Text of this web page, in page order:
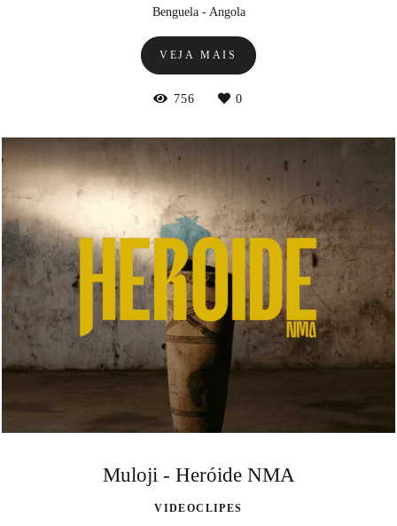
Benguela - Angola
VEJA MAIS
756 0
Muloji - Heróide NMA
VIDEOCLIPES